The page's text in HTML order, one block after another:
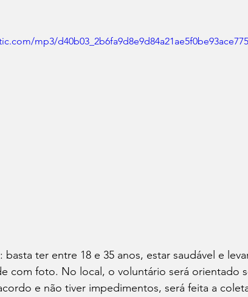
mp3/
basta ter entre 18 e 35 anos, estar saudável e
com foto. No local, o voluntário será orientado
e não tiver impedimentos, será feita a